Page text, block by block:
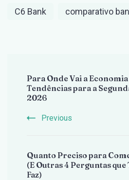
C6 Bank comparativo
Navigation
Para Onde Vai a
Tendências para a
2026
Previous
Quanto Preciso para
(E Outras 4 Perguntas
Faz)